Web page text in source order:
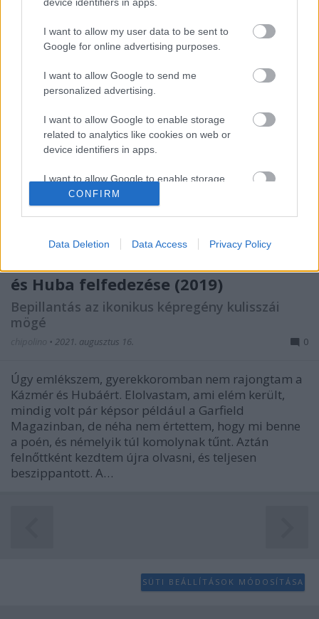
I want to allow my user data to be sent to
Google for online advertising purposes.
I want to allow Google to send me
personalized advertising.
I want to allow Google to enable storage
related to analytics like cookies on web or
device identifiers in apps.
I want to allow Google to enable storage
related to functionality of the website or app.
related to personalization.
related to security, including authentication
functionality and fraud prevention, and other
user protection.
CONFIRM
Data Deletion Data Access Privacy Policy
ugyanis ősszel megrendezésre kerül a Könyvhét, a…
és Huba felfedezése (2019)
Bepillantás az ikonikus képregény kulisszái
mögé
• 2021. augusztus 16. 0
Úgy emlékszem, gyerekkoromban nem rajongtam a
Kázmér és Hubáért. Elolvastam, ami elém került,
mindig volt pár képsor például a Garfield
Magazinban, de néha nem értettem, hogy mi benne
a poén, és némelyik túl komolynak tűnt. Aztán
felnőttként kezdtem újra olvasni, és teljesen
beszippantott. A…
SÜTI BEÁLLÍTÁSOK MÓDOSÍTÁSA